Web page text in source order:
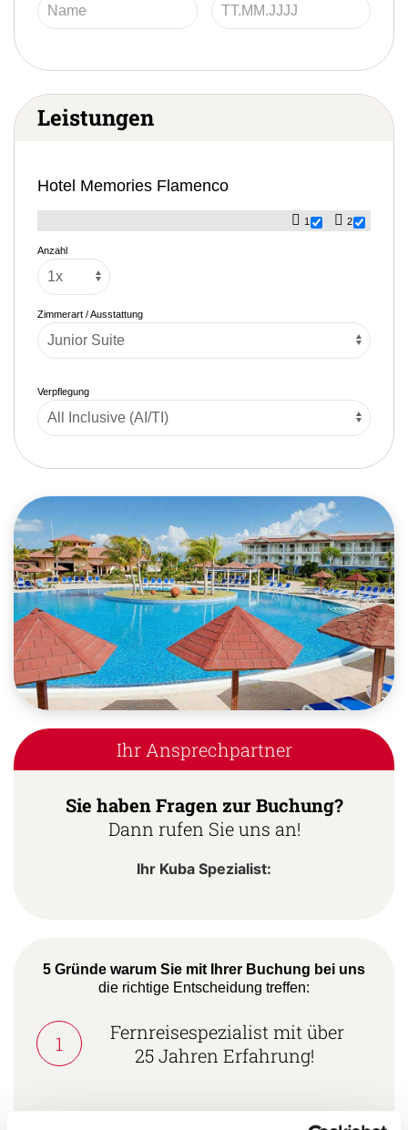
Leistungen
Hotel Memories Flamenco
1 2
Anzahl
Zimmerart / Ausstattung
Verpflegung
Ihr Ansprechpartner
Sie haben Fragen zur Buchung?
Dann rufen Sie uns an!
Ihr Kuba Spezialist:
5 Gründe warum Sie mit Ihrer Buchung bei uns
die richtige Entscheidung treffen:
1
Fernreisespezialist mit über
25 Jahren Erfahrung!